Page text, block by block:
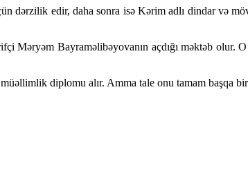
dərzilik edir, daha sonra isə Kərim adlı dindar və
Məryəm Bayraməlibəyovanın açdığı məktəb olur.
diplomu alır. Amma tale onu tamam başqa bir